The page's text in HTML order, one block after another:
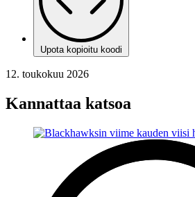
Upota kopioitu koodi
12. toukokuu 2026
Kannattaa katsoa